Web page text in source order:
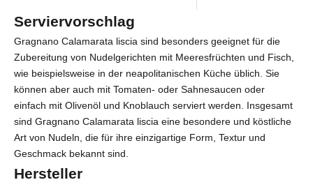
Serviervorschlag
Gragnano Calamarata liscia sind besonders geeignet für die
Zubereitung von Nudelgerichten mit Meeresfrüchten und Fisch,
wie beispielsweise in der neapolitanischen Küche üblich. Sie
können aber auch mit Tomaten- oder Sahnesaucen oder
einfach mit Olivenöl und Knoblauch serviert werden. Insgesamt
sind Gragnano Calamarata liscia eine besondere und köstliche
Art von Nudeln, die für ihre einzigartige Form, Textur und
Geschmack bekannt sind.
Hersteller